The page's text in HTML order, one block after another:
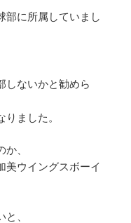
部に所属していまし
しないかと勧めら
ました。
、
美ウイングスボーイ
、